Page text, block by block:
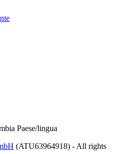
Paese/lingua
(ATU63964918) - All rights